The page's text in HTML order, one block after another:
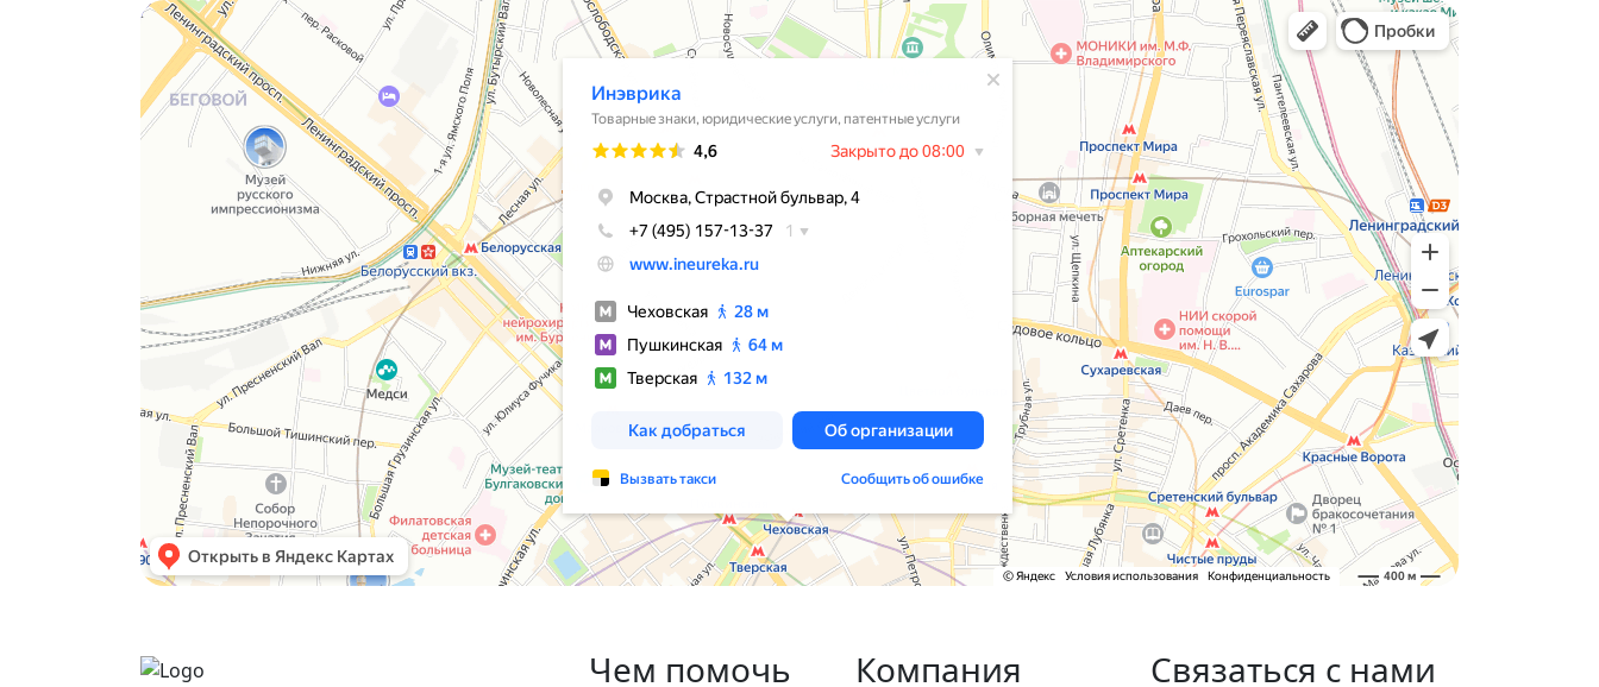
Чем помочь Компания Связаться с нами